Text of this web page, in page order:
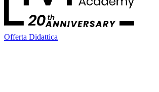
Offerta Didattica